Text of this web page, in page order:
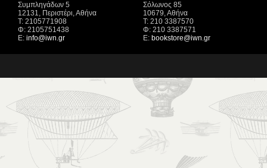
Συμπληγάδων 5
12131, Περιστέρι, Αθήνα
Τ: 2105771908
Φ: 2105751438
Ε: info@iwn.gr
Σόλωνος 85
10679, Αθήνα
Τ: 210 3387570
Φ: 210 3387571
Ε: bookstore@iwn.gr